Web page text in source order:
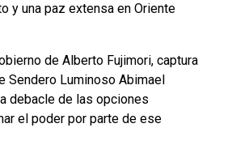
y una paz extensa en Oriente
de Alberto Fujimori, captura
Sendero Luminoso Abimael
debacle de las opciones
el poder por parte de ese